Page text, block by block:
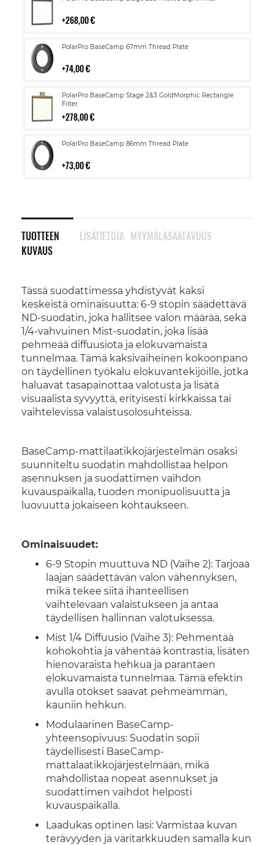
268,00 €
PolarPro BaseCamp 67mm Thread Plate
74,00 €
Lisää
PolarPro BaseCamp Stage 2&3 GoldMorphic Rectangle
Filter
278,00 €
Lisää
ostoskoriin
PolarPro BaseCamp 86mm Thread Plate
73,00 €
Lisää
TUOTTEEN
KUVAUS
Tässä suodattimessa yhdistyvät kaksi
keskeistä ominaisuutta: 6-9 stopin säädettävä
ND-suodatin, joka hallitsee valon määrää, sekä
1/4-vahvuinen Mist-suodatin, joka lisää
pehmeää diffuusiota ja elokuvamaista
tunnelmaa. Tämä kaksivaiheinen kokoonpano
on täydellinen työkalu elokuvantekijöille, jotka
haluavat tasapainottaa valotusta ja lisätä
visuaalista syvyyttä, erityisesti kirkkaissa tai
vaihtelevissa valaistusolosuhteissa.
BaseCamp-mattilaatikkojärjestelmän osaksi
suunniteltu suodatin mahdollistaa helpon
asennuksen ja suodattimen vaihdon
kuvauspaikalla, tuoden monipuolisuutta ja
luovuutta jokaiseen kohtaukseen.
Ominaisuudet:
6-9 Stopin muuttuva ND (Vaihe 2): Tarjoaa
laajan säädettävän valon vähennyksen,
mikä tekee siitä ihanteellisen
vaihtelevaan valaistukseen ja antaa
täydellisen hallinnan valotuksessa.
Mist 1/4 Diffuusio (Vaihe 3): Pehmentää
kohokohtia ja vähentää kontrastia, lisäten
hienovaraista hehkua ja parantaen
elokuvamaista tunnelmaa. Tämä efektin
avulla otokset saavat pehmeämmän,
kauniin hehkun.
Modulaarinen BaseCamp-
yhteensopivuus: Suodatin sopii
täydellisesti BaseCamp-
mattalaatikkojärjestelmään, mikä
mahdollistaa nopeat asennukset ja
suodattimen vaihdot helposti
kuvauspaikalla.
Laadukas optinen lasi: Varmistaa kuvan
terävyyden ja väritarkkuuden samalla kun
LISÄTIETOJA MYYMÄLÄSAATAVUUS